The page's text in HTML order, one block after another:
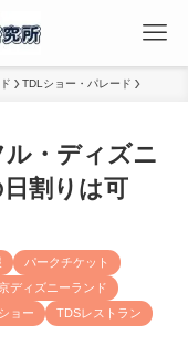
TDLショー・パレード
ル・ディズニ
割りは可
パークチケット
ディズニーランド
ョー TDSレストラン